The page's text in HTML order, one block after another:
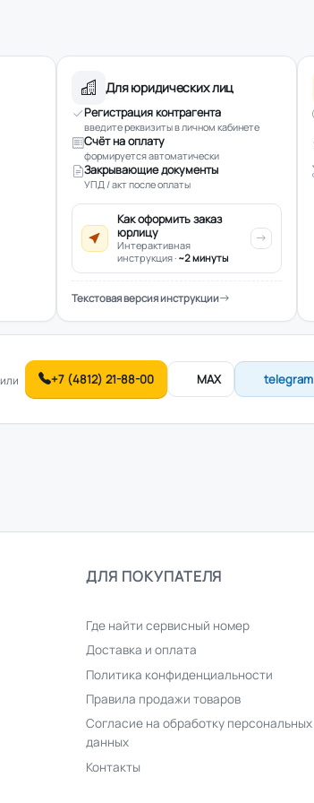
Для юридических лиц
Регистрация контрагента
введите реквизиты в личном кабинете
Счёт на оплату
формируется автоматически
Закрывающие документы
УПД / акт после оплаты
Как оформить заказ
юрлицу
Интерактивная
инструкция · ~2 минуты
Текстовая версия инструкции
+7 (4812) 21-88-00 MAX telegram
ДЛЯ ПОКУПАТЕЛЯ
Где найти сервисный номер
Доставка и оплата
Политика конфиденциальности
Правила продажи товаров
Согласие на обработку персональных
данных
Контакты